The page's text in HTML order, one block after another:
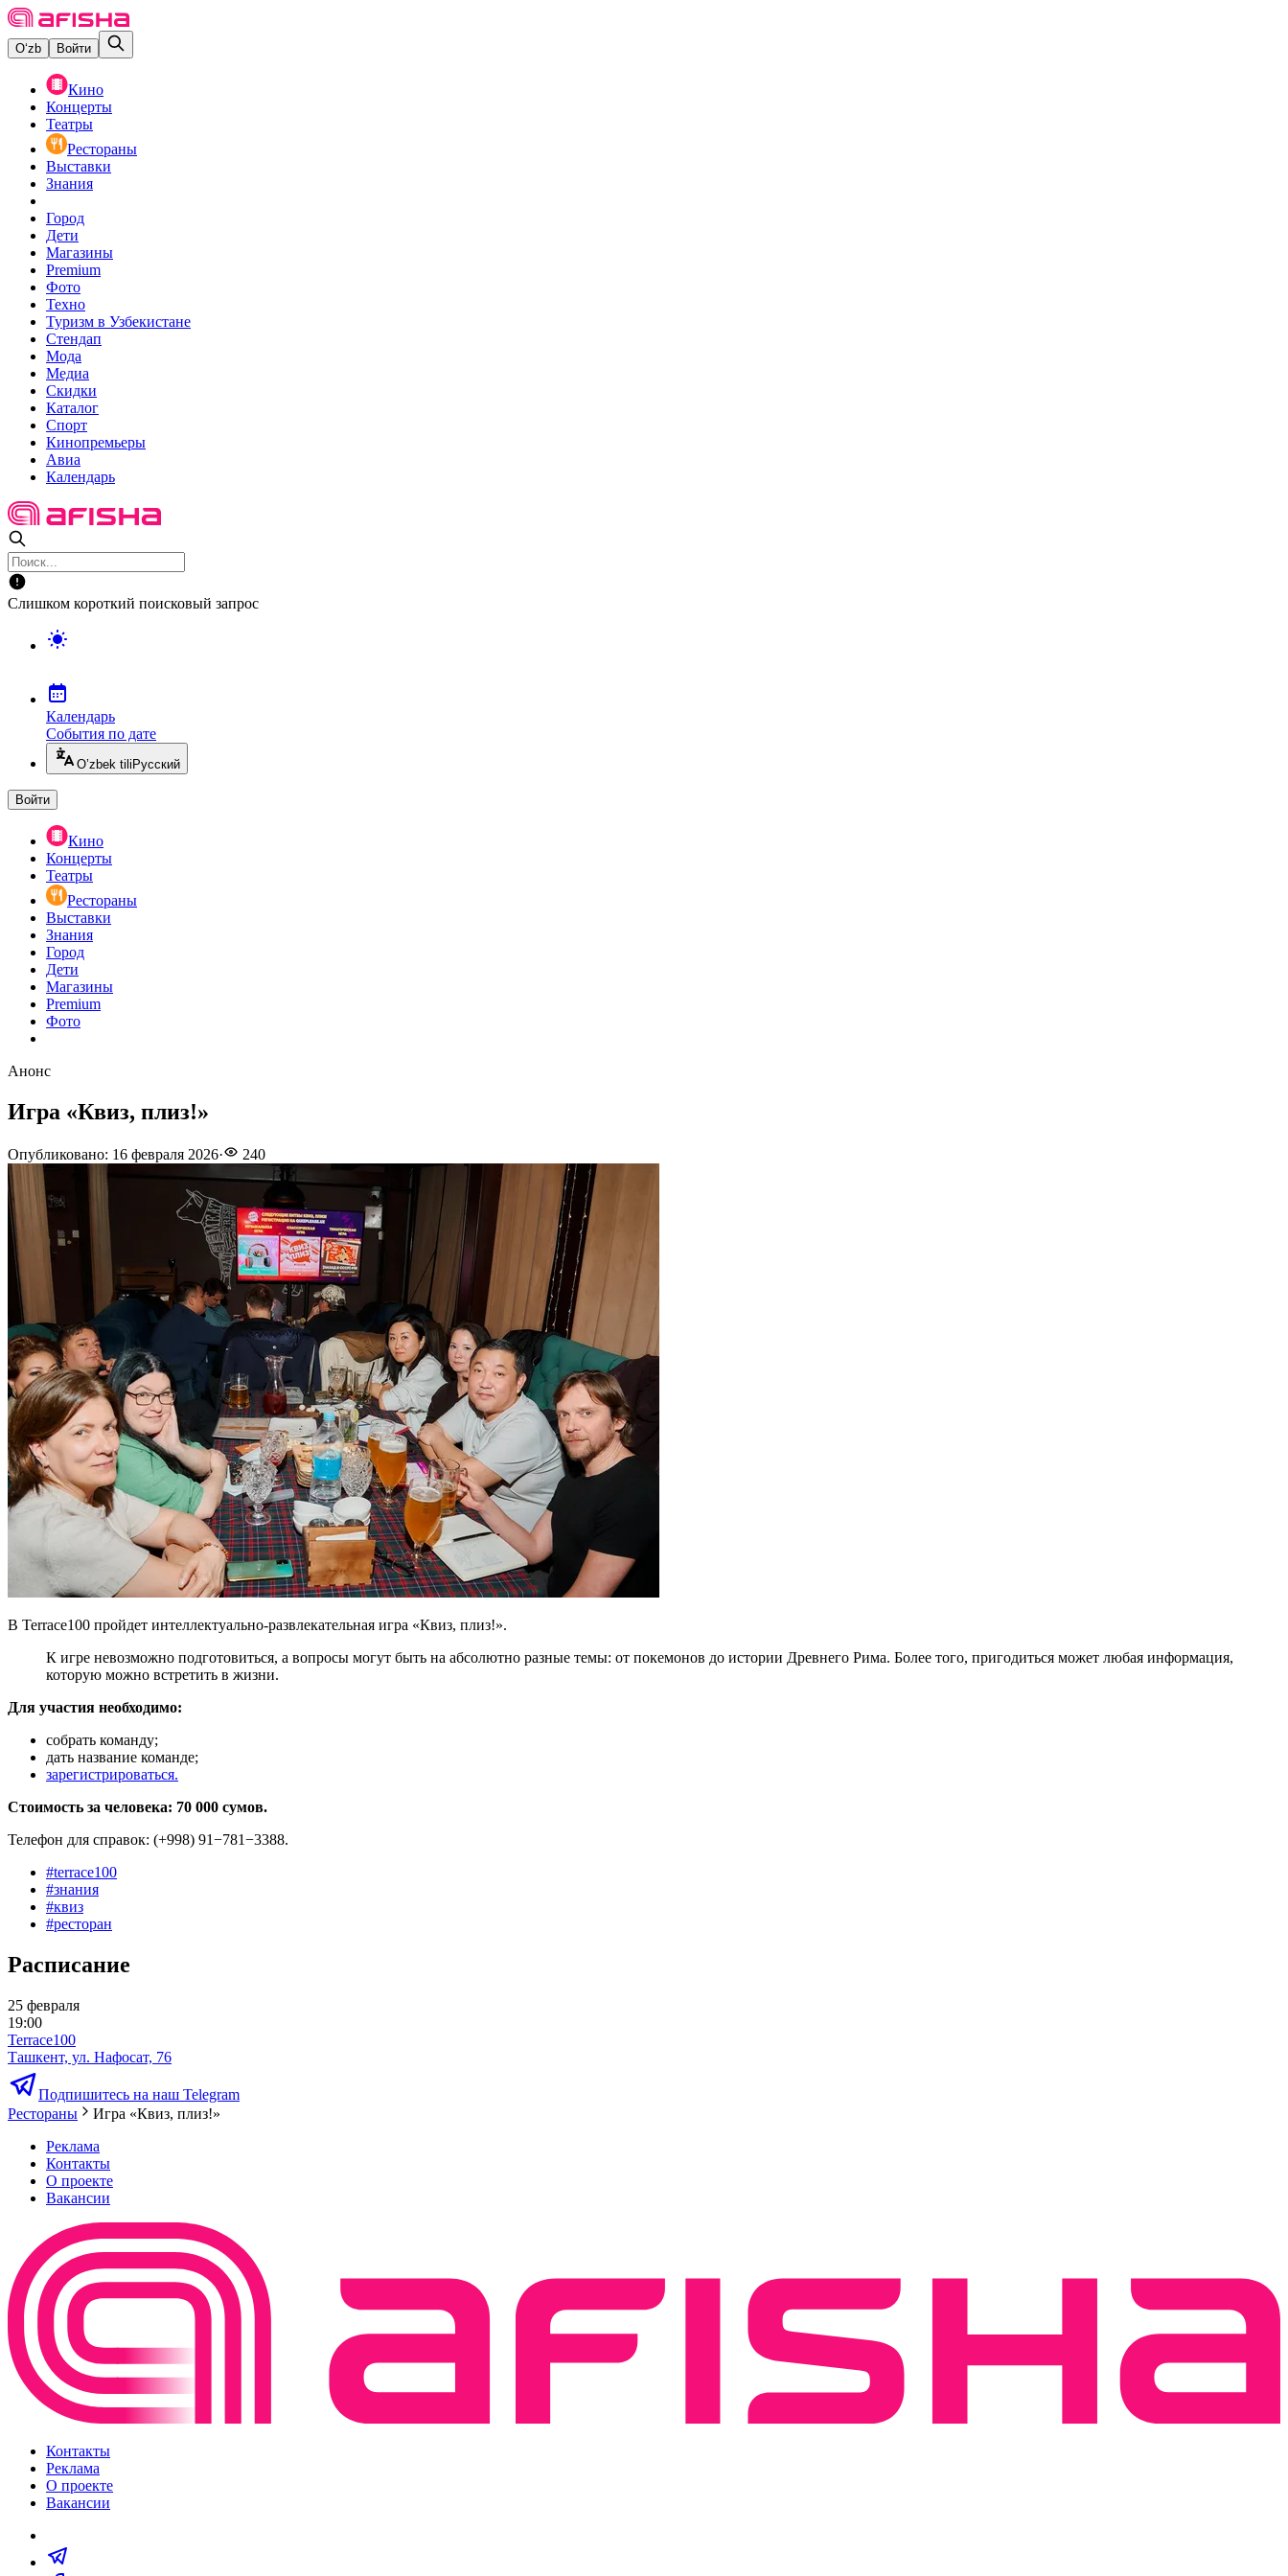
O‘zb Войти
Кино
Концерты
Театры
Рестораны
Выставки
Знания
Город
Дети
Магазины
Premium
Фото
Техно
Туризм в Узбекистане
Стендап
Мода
Медиа
Скидки
Каталог
Спорт
Кинопремьеры
Авиа
Календарь
Слишком короткий поисковый запрос
Календарь
События по дате
O’zbek tili Русский
Войти
Кино
Концерты
Театры
Рестораны
Выставки
Знания
Город
Дети
Магазины
Premium
Фото
Анонс
Игра «Квиз, плиз!»
Опубликовано: 16 февраля 2026· 240
В Terrace100 пройдет интеллектуально-развлекательная игра «Квиз, плиз!».
К игре невозможно подготовиться, а вопросы могут быть на абсолютно разные темы: от покемонов до истории Древнего Рима. Более того, пригодиться может любая информация,
которую можно встретить в жизни.
Для участия необходимо:
собрать команду;
дать название команде;
зарегистрироваться.
Стоимость за человека: 70 000 сумов.
Телефон для справок: (+998) 91−781−3388.
#terrace100
#знания
#квиз
#ресторан
Расписание
25 февраля
19:00
Terrace100
Ташкент, ул. Нафосат, 76
Подпишитесь на наш Telegram
Рестораны
Игра «Квиз, плиз!»
Реклама
Контакты
О проекте
Вакансии
Контакты
Реклама
О проекте
Вакансии